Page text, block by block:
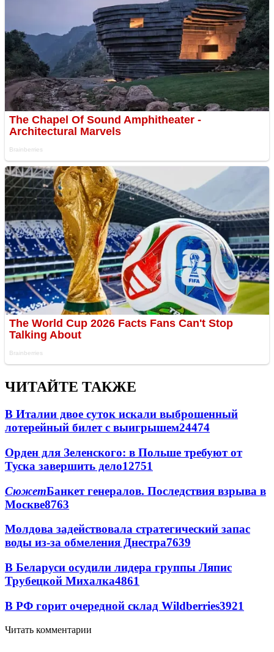
ЧИТАЙТЕ ТАКЖЕ
В Италии двое суток искали выброшенный
лотерейный билет с выигрышем24474
Орден для Зеленского: в Польше требуют от
Туска завершить дело12751
СюжетБанкет генералов. Последствия взрыва в
Москве8763
Молдова задействовала стратегический запас
воды из-за обмеления Днестра7639
В Беларуси осудили лидера группы Ляпис
Трубецкой Михалка4861
В РФ горит очередной склад Wildberries3921
Читать комментарии